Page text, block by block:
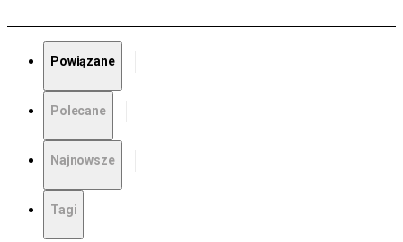
Powiązane
Polecane
Najnowsze
Tagi